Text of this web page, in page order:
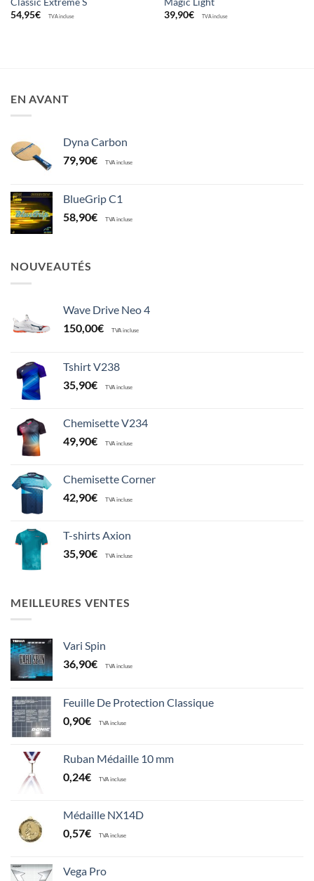
54,95€ TVA incluse
39,90€ TVA incluse
EN AVANT
Dyna Carbon
79,90€ TVA incluse
BlueGrip C1
58,90€ TVA incluse
NOUVEAUTÉS
Wave Drive Neo 4
150,00€ TVA incluse
Tshirt V238
35,90€ TVA incluse
Chemisette V234
49,90€ TVA incluse
Chemisette Corner
42,90€ TVA incluse
T-shirts Axion
35,90€ TVA incluse
MEILLEURES VENTES
Vari Spin
36,90€ TVA incluse
Feuille De Protection Classique
0,90€ TVA incluse
Ruban Médaille 10 mm
0,24€ TVA incluse
Médaille NX14D
0,57€ TVA incluse
Vega Pro